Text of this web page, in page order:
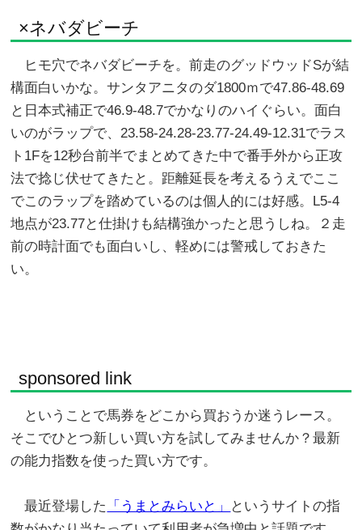
×ネバダビーチ
ヒモ穴でネバダビーチを。前走のグッドウッドSが結
構面白いかな。サンタアニタのダ1800ｍで47.86-48.69
と日本式補正で46.9-48.7でかなりのハイぐらい。面白
いのがラップで、23.58-24.28-23.77-24.49-12.31でラス
ト1Fを12秒台前半でまとめてきた中で番手外から正攻
法で捻じ伏せてきたと。距離延長を考えるうえでここ
でこのラップを踏めているのは個人的には好感。L5-4
地点が23.77と仕掛けも結構強かったと思うしね。２走
前の時計面でも面白いし、軽めには警戒しておきた
い。
sponsored link
ということで馬券をどこから買おうか迷うレース。
そこでひとつ新しい買い方を試してみませんか？最新
の能力指数を使った買い方です。
最近登場した 「うまとみらいと」
というサイトの指